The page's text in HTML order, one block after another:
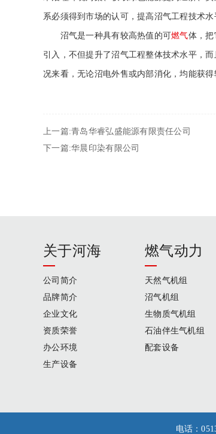
系必须得到市场的认可，提高沼气工程技术
沼气是一种具有较高热值的可燃气体，把
引入，不但提升了沼气工程整体技术水平，
况来看，无论沼电外售或内部消化，均能获得
上一篇:青岛华睿弘盛能源有限责任公司
下一篇:华晨印染有限公司
关于河海
公司简介
品牌简介
企业文化
资质荣誉
办公环境
生产设备
燃气动力
天然气机组
沼气机组
生物质气机组
石油伴生气机组
配套设备
电话：